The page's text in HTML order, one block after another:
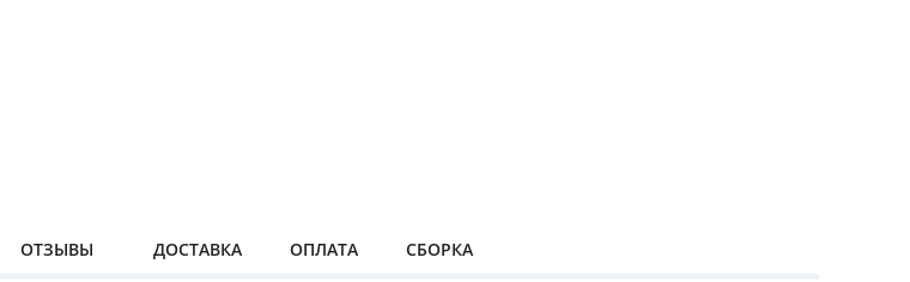
ОТЗЫВЫ ДОСТАВКА ОПЛАТА СБОРКА